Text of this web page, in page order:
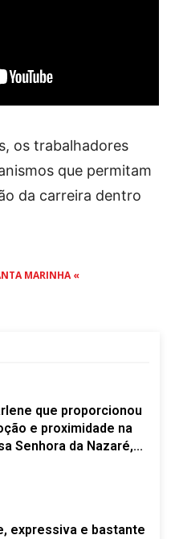
os trabalhadores
que permitam
da carreira dentro
MARINHA «
que proporcionou
e proximidade na
Senhora da Nazaré,...
expressiva e bastante